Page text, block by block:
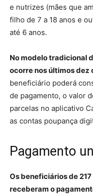
e nutrizes (mães que
filho de 7 a 18 anos e
até 6 anos.
No modelo tradicional
ocorre nos últimos dez
beneficiário poderá
de pagamento, o valor
parcelas no aplicativo
as contas poupança
Pagamento
Os beneficiários de
receberam o